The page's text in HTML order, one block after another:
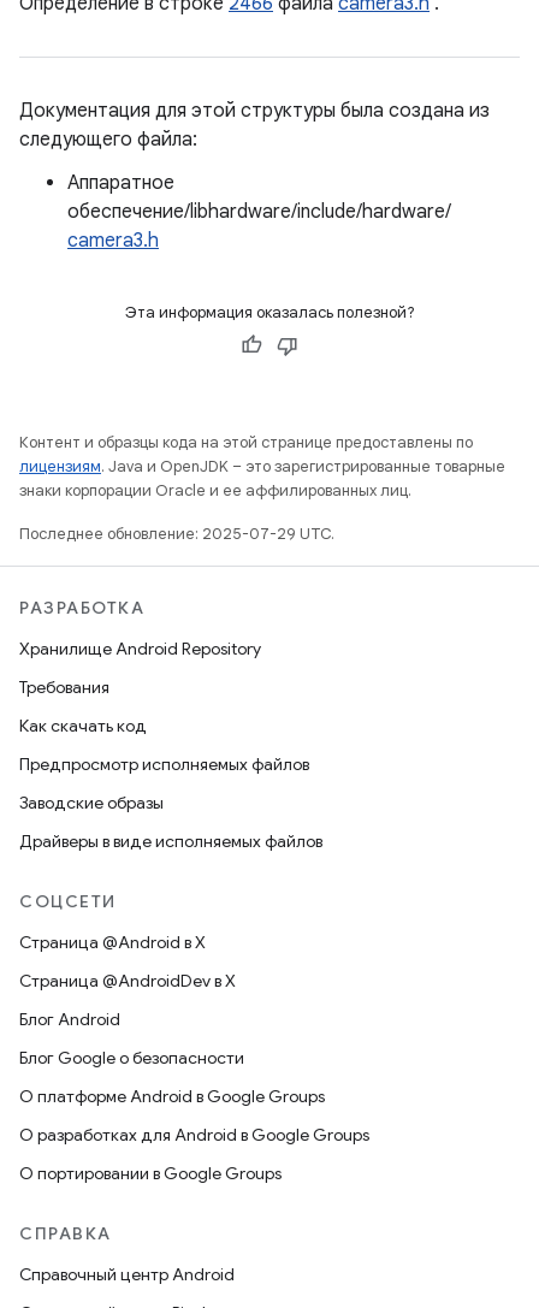
Документация для этой структуры была создана из
следующего файла:
Аппаратное
обеспечение/libhardware/include/hardware/
camera3.h
Эта информация оказалась полезной?
Контент и образцы кода на этой странице предоставлены по
лицензиям. Java и OpenJDK – это зарегистрированные товарные
знаки корпорации Oracle и ее аффилированных лиц.
Последнее обновление: 2025-07-29 UTC.
РАЗРАБОТКА
Хранилище Android Repository
Требования
Как скачать код
Предпросмотр исполняемых файлов
Заводские образы
Драйверы в виде исполняемых файлов
СОЦСЕТИ
Страница @Android в X
Страница @AndroidDev в X
Блог Android
Блог Google о безопасности
О платформе Android в Google Groups
О разработках для Android в Google Groups
О портировании в Google Groups
СПРАВКА
Справочный центр Android